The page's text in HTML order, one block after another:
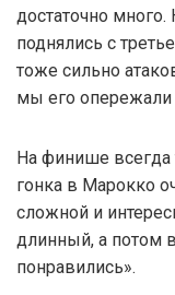
достаточно
поднялись с
тоже сильно
мы его опережали
На финише
гонка в Марокко
сложной и
длинный, а потом
понравились».